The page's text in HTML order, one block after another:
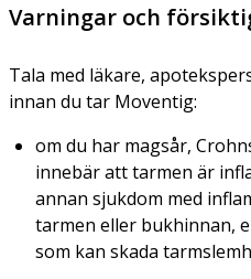
Varningar och
Tala med läkare,
innan du tar Moventig:
om du har magsår,
innebär att tarmen är
annan sjukdom med
tarmen eller bukhinnan,
som kan skada